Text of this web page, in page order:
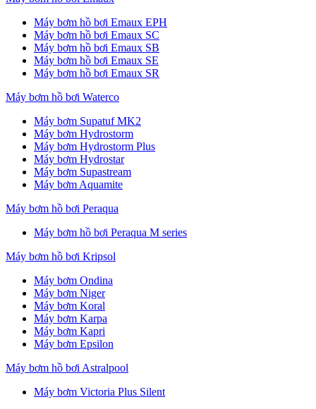
Máy bơm hồ bơi Emaux EPH
Máy bơm hồ bơi Emaux SC
Máy bơm hồ bơi Emaux SB
Máy bơm hồ bơi Emaux SE
Máy bơm hồ bơi Emaux SR
Máy bơm hồ bơi Waterco
Máy bơm Supatuf MK2
Máy bơm Hydrostorm
Máy bơm Hydrostorm Plus
Máy bơm Hydrostar
Máy bơm Supastream
Máy bơm Aquamite
Máy bơm hồ bơi Peraqua
Máy bơm hồ bơi Peraqua M series
Máy bơm hồ bơi Kripsol
Máy bơm Ondina
Máy bơm Niger
Máy bơm Koral
Máy bơm Karpa
Máy bơm Kapri
Máy bơm Epsilon
Máy bơm hồ bơi Astralpool
Máy bơm Victoria Plus Silent